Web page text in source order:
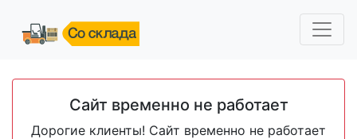
Сайт временно не работает
Дорогие клиенты! Сайт временно не работает